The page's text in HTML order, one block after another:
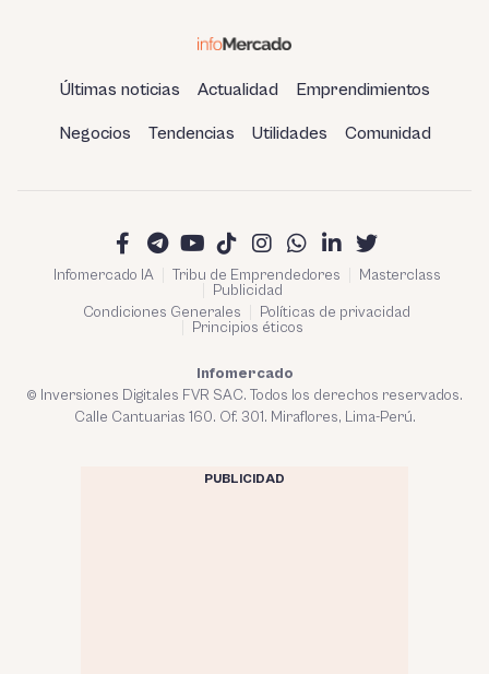
Últimas noticias Actualidad Emprendimientos
Negocios Tendencias Utilidades Comunidad
Infomercado IA Tribu de Emprendedores
Masterclass
Publicidad
Condiciones Generales
Políticas de privacidad
Principios éticos
Infomercado
© Inversiones Digitales FVR SAC. Todos los derechos reservados.
Calle Cantuarias 160. Of. 301. Miraflores, Lima-Perú.
PUBLICIDAD